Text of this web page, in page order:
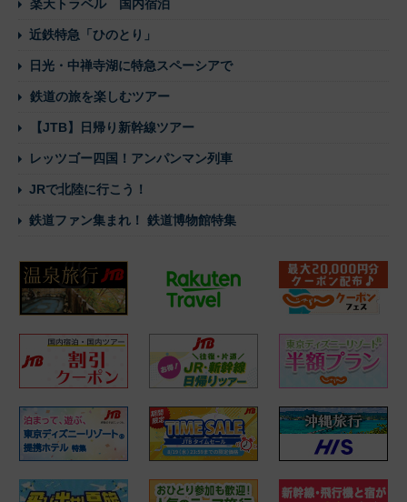
楽天トラベル 国内宿泊
近鉄特急「ひのとり」
日光・中禅寺湖に特急スペーシアで
鉄道の旅を楽しむツアー
【JTB】日帰り新幹線ツアー
レッツゴー四国！アンパンマン列車
JRで北陸に行こう！
鉄道ファン集まれ！ 鉄道博物館特集